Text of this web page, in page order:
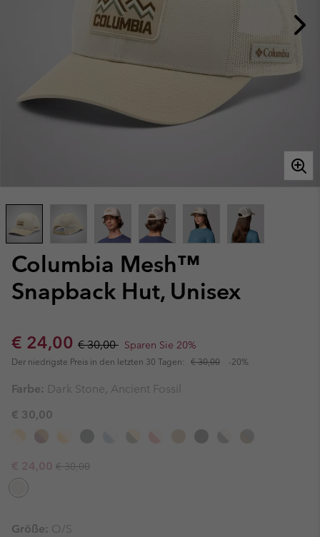
Columbia Mesh™
Snapback Hut, Unisex
Sale price:
€ 24,00 Regular price:
€ 30,00 Sparen Sie 20%
Der niedrigste Preis in den letzten 30 Tagen: € 30,00 -20%
Farbe: Dark Stone, Ancient Fossil
€ 30,00
Sale price:
€ 24,00 Regular price:
€ 30,00
Größe: O/S